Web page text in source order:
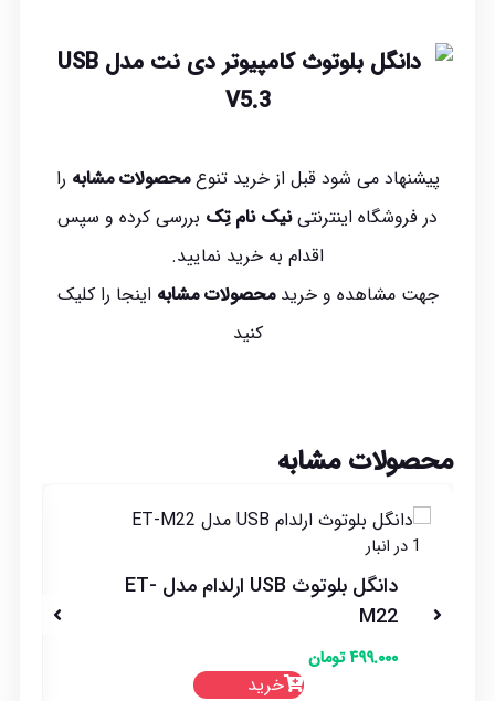
پیشنهاد می شود قبل از خرید تنوعمحصولات مشابه را
در فروشگاه اینترنتینیک نام تِک بررسی کرده و سپس
اقدام به خرید نمایید.
جهت مشاهده و خریدمحصولات مشابه اینجا را کلیک
کنید
محصولات مشابه
1 در انبار
دانگل بلوتوث USB ارلدام مدل ET-
M22
۴۹۹.۰۰۰ تومان
خرید